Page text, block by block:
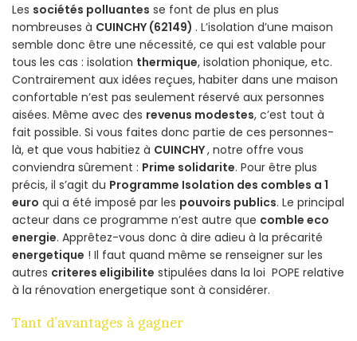
Les sociétés polluantes se font de plus en plus
nombreuses à CUINCHY (62149) . L’isolation d’une maison
semble donc être une nécessité, ce qui est valable pour
tous les cas : isolation thermique, isolation phonique, etc.
Contrairement aux idées reçues, habiter dans une maison
confortable n’est pas seulement réservé aux personnes
aisées. Même avec des revenus modestes, c’est tout à
fait possible. Si vous faites donc partie de ces personnes-
là, et que vous habitiez à CUINCHY, notre offre vous
conviendra sûrement : Prime solidarite. Pour être plus
précis, il s’agit du Programme Isolation des combles a 1
euro qui a été imposé par les pouvoirs publics. Le principal
acteur dans ce programme n’est autre que comble eco
energie. Apprêtez-vous donc à dire adieu à la précarité
energetique ! Il faut quand même se renseigner sur les
autres criteres eligibilite stipulées dans la loi POPE relative
à la rénovation energetique sont à considérer.
Tant d’avantages à gagner